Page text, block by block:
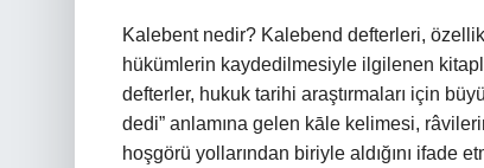
Kalebent nedir? Kalebend defterleri,
hükümlerin kaydedilmesiyle ilgilenen
defterler, hukuk tarihi araştırmaları için
dedi” anlamına gelen kāle kelimesi,
hoşgörü yollarından biriyle aldığını ifade